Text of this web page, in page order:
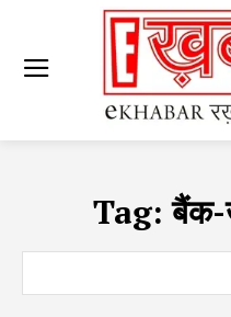
Tag:बैंक-